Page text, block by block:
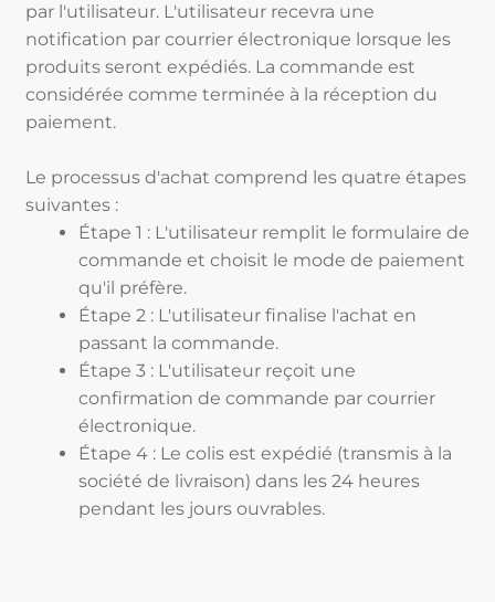
par l'utilisateur. L'utilisateur recevra une
notification par courrier électronique lorsque les
produits seront expédiés. La commande est
considérée comme terminée à la réception du
paiement.
Le processus d'achat comprend les quatre étapes
suivantes :
Étape 1 : L'utilisateur remplit le formulaire de
commande et choisit le mode de paiement
qu'il préfère.
Étape 2 : L'utilisateur finalise l'achat en
passant la commande.
Étape 3 : L'utilisateur reçoit une
confirmation de commande par courrier
électronique.
Étape 4 : Le colis est expédié (transmis à la
société de livraison) dans les 24 heures
pendant les jours ouvrables.